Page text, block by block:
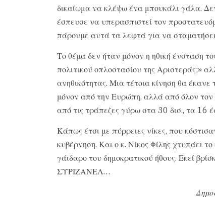
δικαίωμα να κλέψω ένα μπουκάλι γάλα.
έσπευσε να υπερασπιστεί τον
πάρουμε αυτά τα λεφτά για να
Το θέμα δεν ήταν μόνον η ηθική ένσταση
πολιτικού οπλοστασίου της Αριστεράς;»
ανηθικότητας. Μια τέτοια κίνηση θα
μόνον από την Ευρώπη, αλλά από όλον
από τις τράπεζες γύρω στα 30 δισ., τα 16
Κάπως έτσι με πύρρειες νίκες, που
κυβέρνηση. Και ο κ. Νίκος Φίλης χτυπάει
γάιδαρο του δημοκρατικού ήθους. Εκεί
ΣΥΡΙΖΑΝΕΛ…